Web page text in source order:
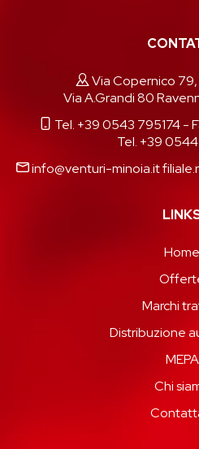
Via Copernico 79,
Via A.Grandi 80
Tel. +39 0543 795174-
Tel. +39
info@venturi-minoia.it
Home
Marchi
Distribuzione
MEPA
Chi